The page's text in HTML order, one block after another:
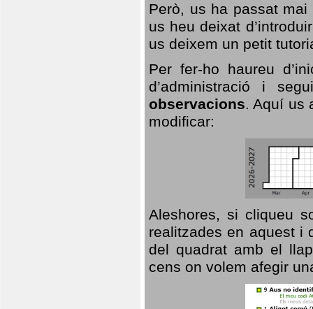
Però, us ha passat
us heu deixat
us deixem un petit
Per fer-ho haureu
d’administració i
observacions. Aquí us
modificar:
Aleshores, si cliqueu
realitzades en aquest i
del quadrat amb el
cens on volem afegir